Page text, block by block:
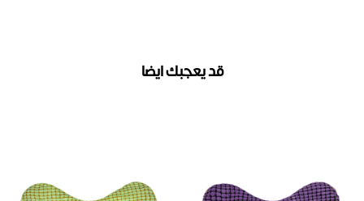
قد يعجبك ايضا